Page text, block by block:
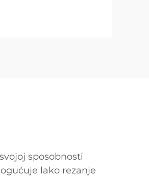
sposobnosti
lako rezanje